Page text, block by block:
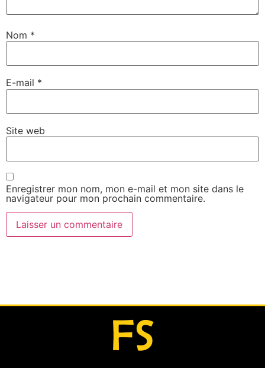
Nom *
E-mail *
Site web
Enregistrer mon nom, mon e-mail et mon site dans le
navigateur pour mon prochain commentaire.